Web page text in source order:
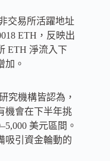
交易所活躍地址
ETH，反映出
ETH 淨流入下
加。
究機構皆認為，
機會在下半年挑
美元區間。
吸引資金輪動的